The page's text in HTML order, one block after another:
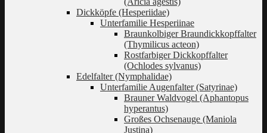
Dickköpfe (Hesperiidae)
Unterfamilie Hesperiinae
Braunkolbiger Braundickkopffalter
(Thymilicus acteon)
Rostfarbiger Dickkopffalter
(Ochlodes sylvanus)
Edelfalter (Nymphalidae)
Unterfamilie Augenfalter (Satyrinae)
Brauner Waldvogel (Aphantopus
hyperantus)
Großes Ochsenauge (Maniola
Justina)